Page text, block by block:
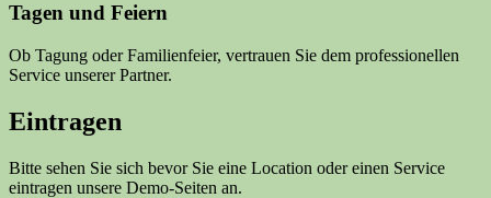
Tagen und Feiern
Ob Tagung oder Familienfeier, vertrauen Sie dem professionellen
Service unserer Partner.
Eintragen
Bitte sehen Sie sich bevor Sie eine Location oder einen Service
eintragen unsere Demo-Seiten an.